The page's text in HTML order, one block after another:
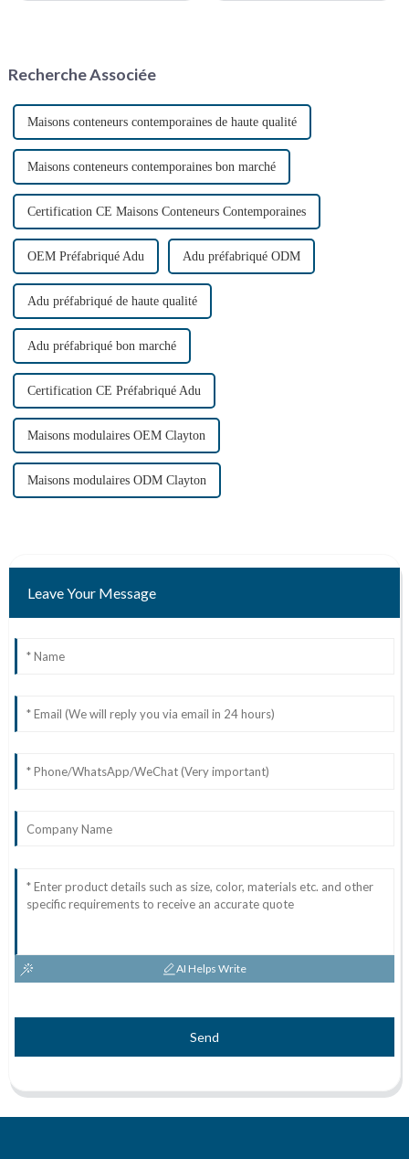
solutions sanitaires pratiques…
Recherche Associée
Maisons conteneurs contemporaines de haute qualité
Maisons conteneurs contemporaines bon marché
Certification CE Maisons Conteneurs Contemporaines
OEM Préfabriqué Adu Adu préfabriqué ODM
Adu préfabriqué de haute qualité
Adu préfabriqué bon marché
Certification CE Préfabriqué Adu
Maisons modulaires OEM Clayton
Maisons modulaires ODM Clayton
Leave Your Message
AI Helps Write
Send